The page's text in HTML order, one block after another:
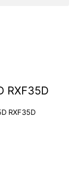
RXF35D
RXF35D